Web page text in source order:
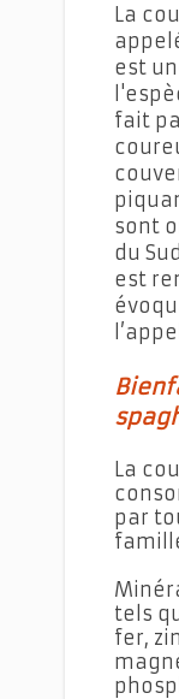
La
est
fait
sont
du
est
La
par
tels
fer,